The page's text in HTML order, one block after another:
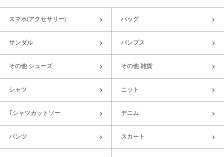
スマホ(アクセサリー) バッグ
サンダル パンプス
その他 シューズ その他 雑貨
シャツ ニット
Tシャツカットソー デニム
パンツ スカート